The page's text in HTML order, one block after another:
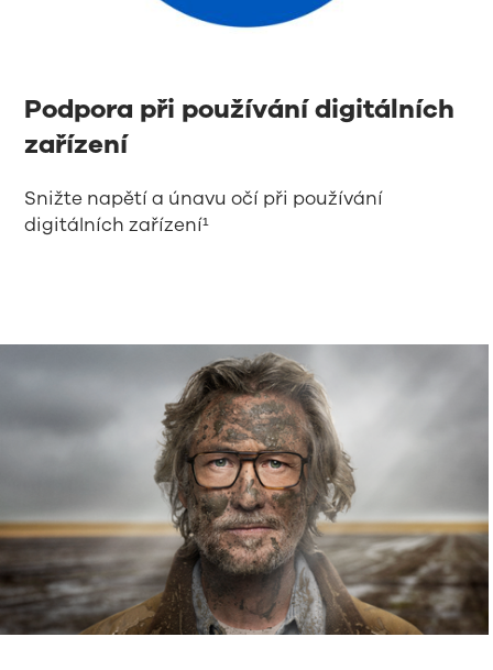
Podpora při používání digitálních
zařízení
Snižte napětí a únavu očí při používání
digitálních zařízení¹